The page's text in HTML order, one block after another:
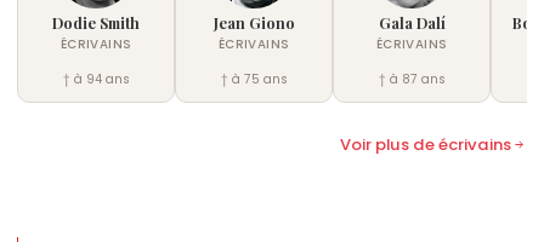
Dodie Smith
ÉCRIVAINS
† à 94 ans
Jean Giono
ÉCRIVAINS
† à 75 ans
Gala Dalí
ÉCRIVAINS
† à 87 ans
Voir plus de écrivains